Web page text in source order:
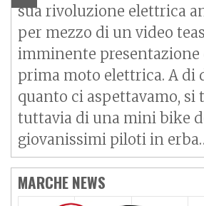
sua rivoluzione elettrica
per mezzo di un video
imminente presentazione
prima moto elettrica. A di
quanto ci aspettavamo, si
tuttavia di una mini bike
giovanissimi piloti in
MARCHE NEWS